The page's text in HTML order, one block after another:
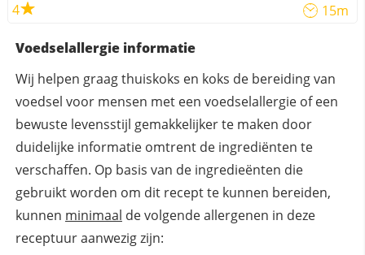
4 15m
Voedselallergie informatie
Wij helpen graag thuiskoks en koks de bereiding van
voedsel voor mensen met een voedselallergie of een
bewuste levensstijl gemakkelijker te maken door
duidelijke informatie omtrent de ingrediënten te
verschaffen. Op basis van de ingredieënten die
gebruikt worden om dit recept te kunnen bereiden,
kunnen minimaal de volgende allergenen in deze
receptuur aanwezig zijn: